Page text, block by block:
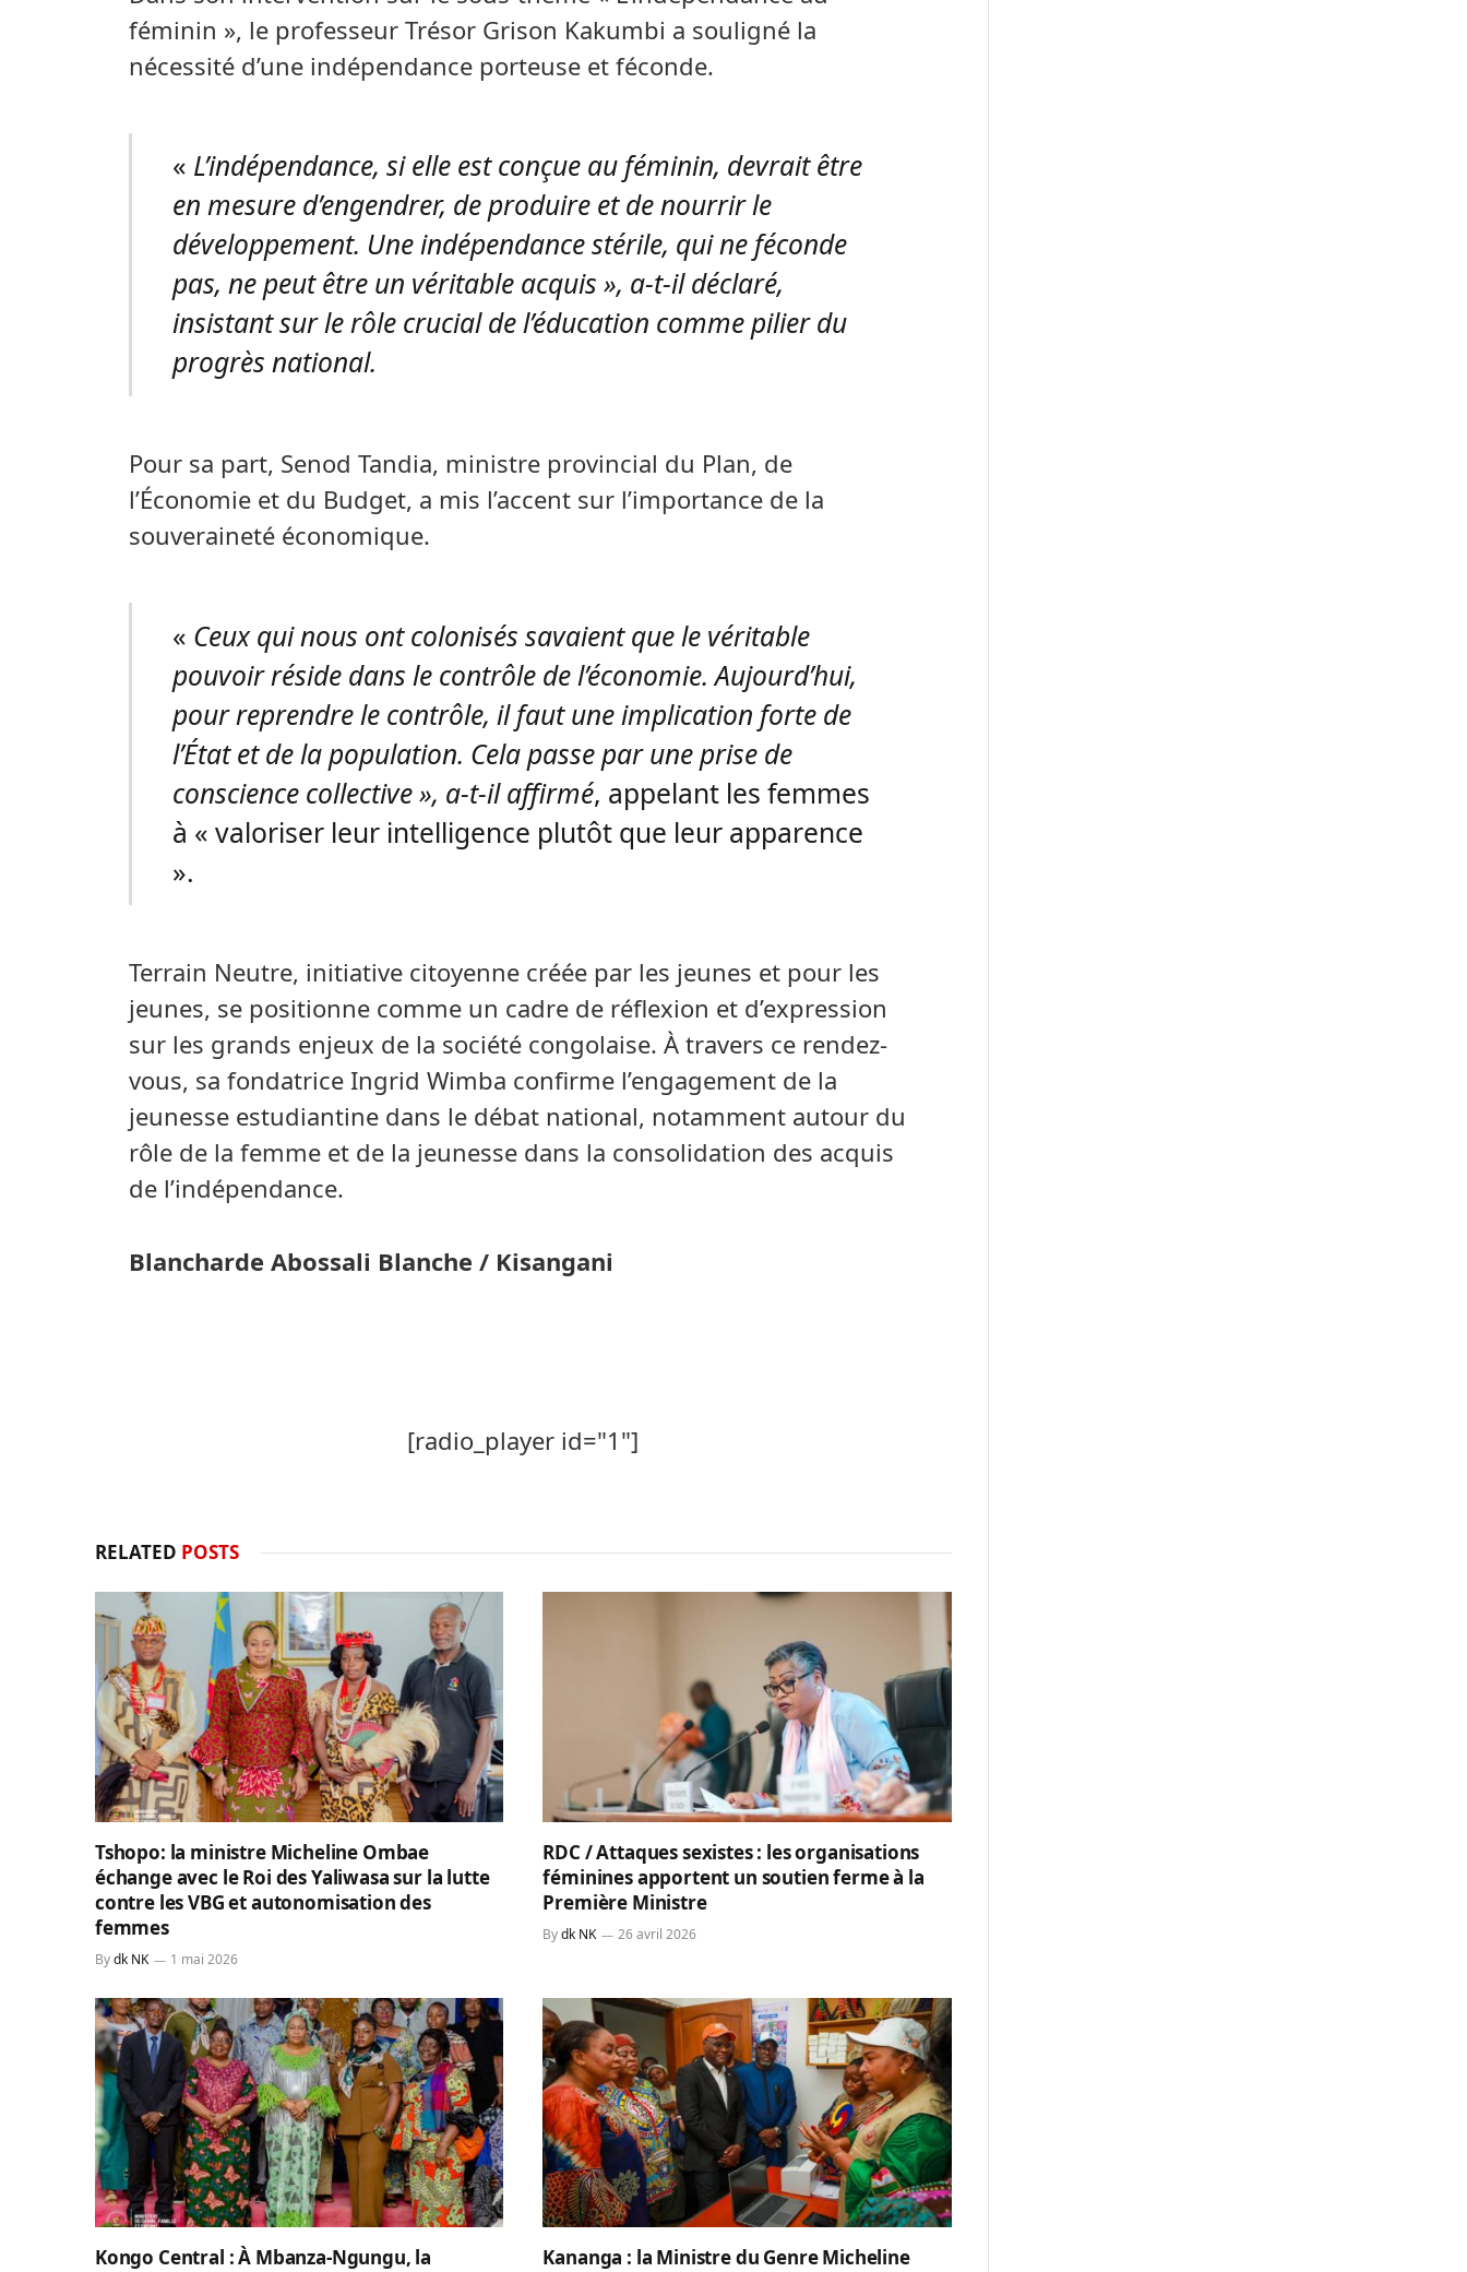
féminin », le professeur Trésor Grison Kakumbi a souligné la
nécessité d’une indépendance porteuse et féconde.
« L’indépendance, si elle est conçue au féminin, devrait être
en mesure d’engendrer, de produire et de nourrir le
développement. Une indépendance stérile, qui ne féconde
pas, ne peut être un véritable acquis », a-t-il déclaré,
insistant sur le rôle crucial de l’éducation comme pilier du
progrès national.
Pour sa part, Senod Tandia, ministre provincial du Plan, de
l’Économie et du Budget, a mis l’accent sur l’importance de la
souveraineté économique.
« Ceux qui nous ont colonisés savaient que le véritable
pouvoir réside dans le contrôle de l’économie. Aujourd’hui,
pour reprendre le contrôle, il faut une implication forte de
l’État et de la population. Cela passe par une prise de
conscience collective », a-t-il affirmé, appelant les femmes
à « valoriser leur intelligence plutôt que leur apparence
».
Terrain Neutre, initiative citoyenne créée par les jeunes et pour les
jeunes, se positionne comme un cadre de réflexion et d’expression
sur les grands enjeux de la société congolaise. À travers ce rendez-
vous, sa fondatrice Ingrid Wimba confirme l’engagement de la
jeunesse estudiantine dans le débat national, notamment autour du
rôle de la femme et de la jeunesse dans la consolidation des acquis
de l’indépendance.
Blancharde Abossali Blanche / Kisangani
[radio_player id="1"]
RELATED POSTS
Tshopo: la ministre Micheline Ombae
échange avec le Roi des Yaliwasa sur la lutte
contre les VBG et autonomisation des
femmes
Bydk NK 1 mai 2026
RDC / Attaques sexistes : les organisations
féminines apportent un soutien ferme à la
Première Ministre
By dk NK 26 avril 2026
Kongo Central : À Mbanza-Ngungu, la
Kananga : la Ministre du Genre Micheline